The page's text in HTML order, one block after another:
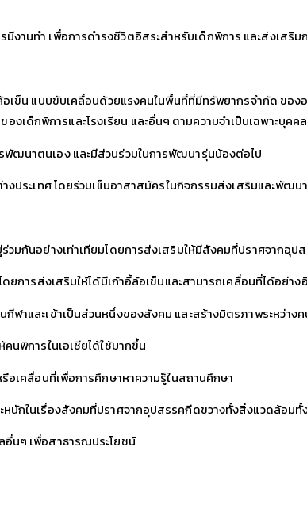
งานทำ เพื่อการดำรงชีวิตอิสระสำหรับเด็กพิการ และส่งเส
อเข็น แบบขับเคลื่อนด้วยแรงคนในพื้นที่ที่มีทรัพยากรจำกัด ขอ
เด็กพิการและโรงเรียน และอื่นๆ ตามความจำเป็นเฉพาะบุคคล
ฒนาตนเอง และมีส่วนร่วมในการพัฒนารุ่นน้องต่อไป
งประเทศ โดยร่วมเแ็นอาสาสมัครในกิจกรรมส่งเสริมและพัฒ
วมกันอย่างเท่าเทียมโดยการส่งเสริมให้มีสังคมที่ปราศจากอุป
ยการส่งเสริมให้ได้มีเก้าอี้ล้อเข็นและสามารถเคลื่อนที่ได้อย่าง
าและเข้าเป็นส่วนหนึ่งของสังคม และสร้างมิตรภาพระหว่างค
นพิการในเอเซียได้ใช้มากขึ้น
อเคลื่อนที่เพื่อการศึกษาหาความรู็ในสถานศึกษา
นักในเรื่องสังคมที่ปราศจากอุปสรรคกีดขวางทั้งสิ่งแวดล้อม
นๆ เพื่อสาธารณประโยชน์